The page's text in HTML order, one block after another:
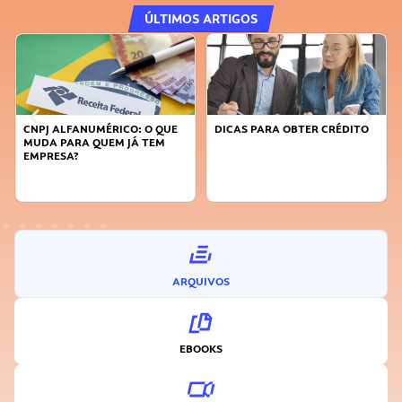
ÚLTIMOS ARTIGOS
DICAS PARA OBTER CRÉDITO
FAÇA A DIFERENÇA: SEJA
ARQUIVOS
EBOOKS